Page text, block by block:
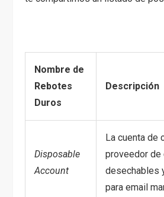
Nombre de
Rebotes
Duros
Descripción
Disposable
Account
La cuenta de
proveedor de
desechables
para email